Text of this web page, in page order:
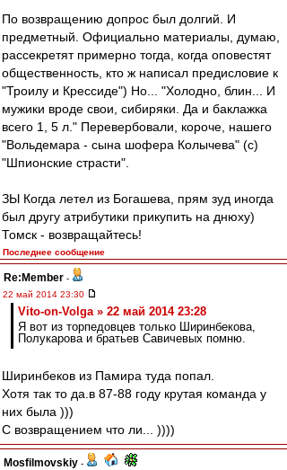
По возвращению допрос был долгий. И
предметный. Официально материалы, думаю,
рассекретят примерно тогда, когда оповестят
общественность, кто ж написал предисловие к
"Троилу и Крессиде") Но... "Холодно, блин... И
мужики вроде свои, сибиряки. Да и баклажка
всего 1, 5 л." Перевербовали, короче, нашего
"Вольдемара - сына шофера Колычева" (с)
"Шпионские страсти".
ЗЫ Когда летел из Богашева, прям зуд иногда
был другу атрибутики прикупить на днюху)
Томск - возвращайтесь!
Последнее сообщение
Re:Member -
22 май 2014 23:30
Vito-on-Volga » 22 май 2014 23:28
Я вот из торпедовцев только Ширинбекова,
Полукарова и братьев Савичевых помню.
Ширинбеков из Памира туда попал.
Хотя так то да.в 87-88 году крутая команда у
них была )))
С возвращением что ли... ))))
Mosfilmovskiy -